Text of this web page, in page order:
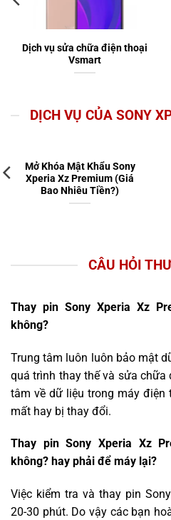
Dịch vụ sửa chữa điện thoại
Vsmart
DỊCH VỤ CỦA SONY
Mở Khóa Mật Khẩu Sony
Xperia Xz Premium (Giá
Bao Nhiêu Tiền?)
CÂU HỎI
Thay pin Sony Xperia Xz
không?
Trung tâm luôn luôn bảo mật
quá trình thay thế và sửa chữa
tâm về dữ liệu trong máy điện
mất hay bị thay đổi.
Thay pin Sony Xperia Xz
không? hay phải để máy lại?
Việc kiểm tra và thay pin
20-30 phút. Do vậy các bạn